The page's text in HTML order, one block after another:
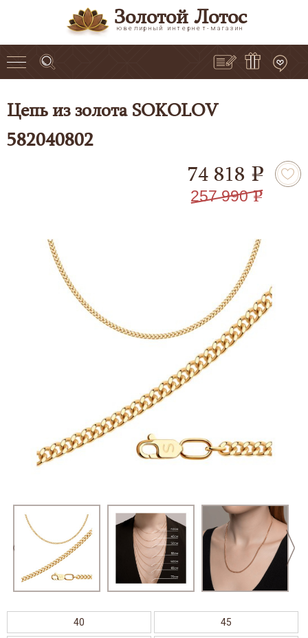
Золотой Лотос
ювелирный интернет-магазин
Цепь из золота SOKOLOV
582040802
74 818 e
257 990 e
40 45